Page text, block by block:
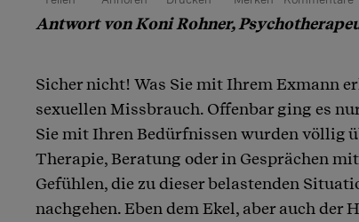
Artikel teilen
Antwort von Koni Rohner,
Sicher nicht! Was Sie mit Ihrem Exmann
sexuellen Missbrauch. Offenbar ging es
Sie mit Ihren Bedürfnissen wurden völlig
Therapie, Beratung oder in Gesprächen
Gefühlen, die zu dieser belastenden
nachgehen. Eben dem Ekel, aber auch